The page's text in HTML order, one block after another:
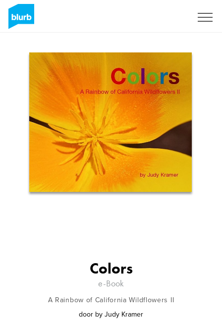
Colors
e-Book
A Rainbow of California Wildflowers II
door by Judy Kramer